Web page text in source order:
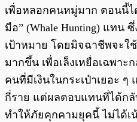
เพื่อหลอกคนหมู่มาก ตอนนี้ไ
มือ” (Whale Hunting) แทน
เป้าหมาย โดยมิจฉาชีพจะใ
มากขึ้น เพื่อเล็งเหยื่อเฉพา
คนที่มีเงินในกระเป๋าเยอะ ๆ
กี่ราย แต่ผลตอบแทนที่ได้กลั
ทำให้ภัยคุกคามยุคนี้ ไม่ได้